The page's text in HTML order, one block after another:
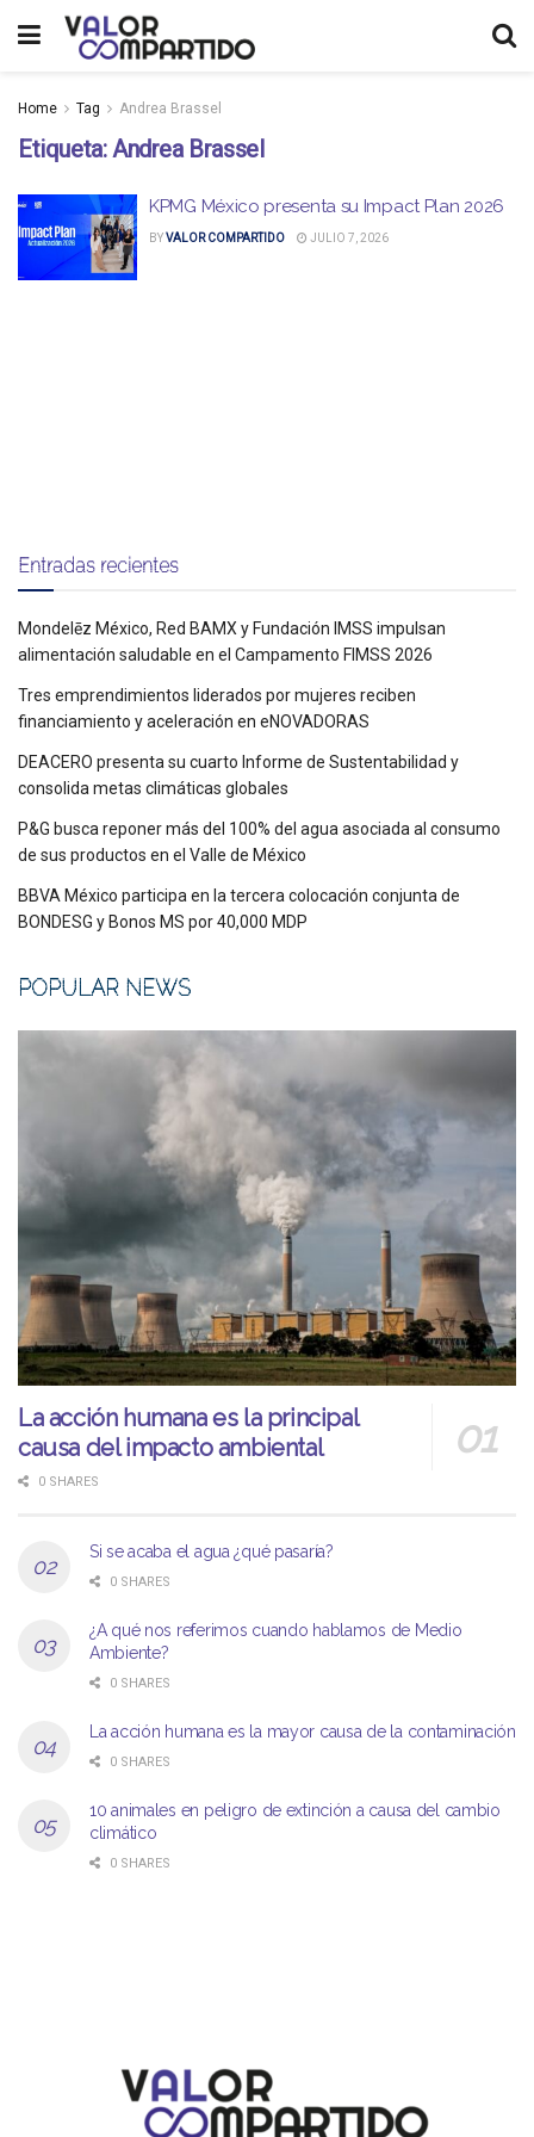
Home Tag Andrea Brassel
Etiqueta:Andrea Brassel
KPMG México presenta su Impact Plan 2026
BYVALOR COMPARTIDO JULIO 7, 2026
Entradas recientes
Mondelēz México, Red BAMX y Fundación IMSS impulsan
alimentación saludable en el Campamento FIMSS 2026
Tres emprendimientos liderados por mujeres reciben
financiamiento y aceleración en eNOVADORAS
DEACERO presenta su cuarto Informe de Sustentabilidad y
consolida metas climáticas globales
P&G busca reponer más del 100% del agua asociada al consumo
de sus productos en el Valle de México
BBVA México participa en la tercera colocación conjunta de
BONDESG y Bonos MS por 40,000 MDP
POPULAR NEWS
La acción humana es la principal
causa del impacto ambiental
0 SHARES
Si se acaba el agua ¿qué pasaría?
0 SHARES
¿A qué nos referimos cuando hablamos de Medio
Ambiente?
0 SHARES
La acción humana es la mayor causa de la contaminación
0 SHARES
10 animales en peligro de extinción a causa del cambio
climático
0 SHARES